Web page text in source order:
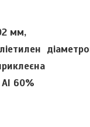
мм,
60%